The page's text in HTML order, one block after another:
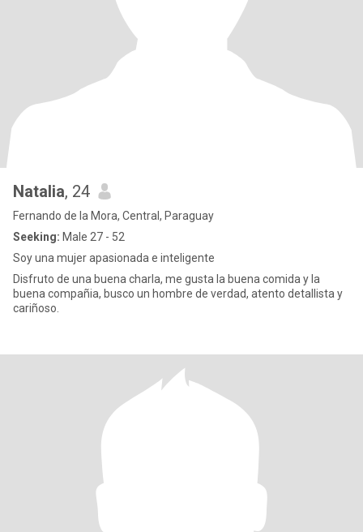
Natalia, 24
Fernando de la Mora, Central, Paraguay
Seeking: Male 27 - 52
Soy una mujer apasionada e inteligente
Disfruto de una buena charla, me gusta la buena comida y la
buena compañia, busco un hombre de verdad, atento detallista y
cariñoso.